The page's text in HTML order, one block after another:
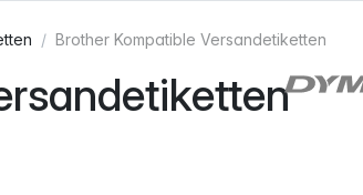
Brother Kompatible Versandetiketten